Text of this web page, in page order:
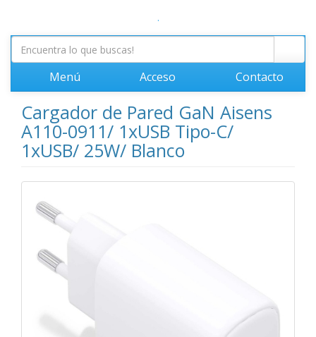
.
Menú Acceso Contacto
Cargador de Pared GaN Aisens
A110-0911/ 1xUSB Tipo-C/
1xUSB/ 25W/ Blanco